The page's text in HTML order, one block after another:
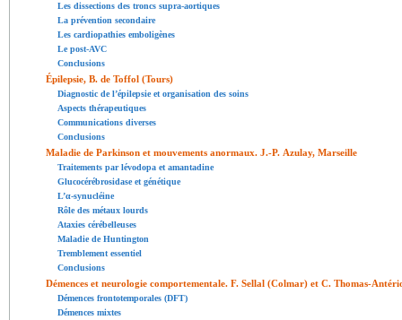
Les dissections des troncs supra-aortiques
La prévention secondaire
Les cardiopathies emboligènes
Le post-AVC
Conclusions
Épilepsie, B. de Toffol (Tours)
Diagnostic de l’épilepsie et organisation des soins
Aspects thérapeutiques
Communications diverses
Conclusions
Maladie de Parkinson et mouvements anormaux. J.-P. Azulay, Marseille
Traitements par lévodopa et amantadine
Glucocérébrosidase et génétique
L’α-synucléine
Rôle des métaux lourds
Ataxies cérébelleuses
Maladie de Huntington
Tremblement essentiel
Conclusions
Démences et neurologie comportementale. F. Sellal (Colmar) et C. Thomas-
Démences frontotemporales (DFT)
Démences mixtes